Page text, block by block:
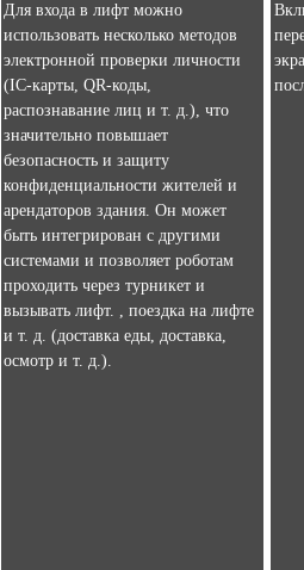
Для входа в лифт можно
использовать несколько методов
электронной проверки личности
(IC-карты, QR-коды,
распознавание лиц и т. д.), что
значительно повышает
безопасность и защиту
конфиденциальности жителей и
арендаторов здания. Он может
быть интегрирован с другими
системами и позволяет роботам
проходить через турникет и
вызывать лифт. , поездка на лифте
и т. д. (доставка еды, доставка,
осмотр и т. д.).